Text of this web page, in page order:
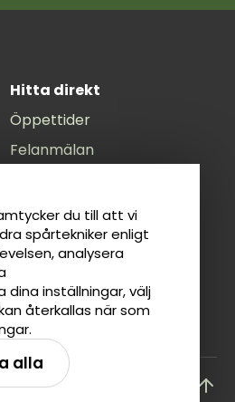
du till att vi
spårtekniker enligt
analysera
dina inställningar, välj
återkallas när som
alla
Hitta direkt
Öppettider
Felanmälan
Lediga jobb
Tillgänglighetsredogörelse
Tillbaka till toppen av sidan